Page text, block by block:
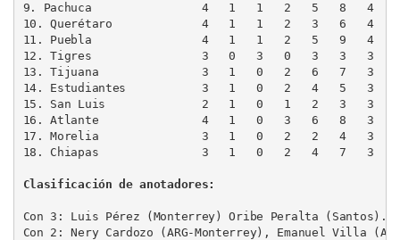
9. Pachuca                4   1   1   2   5   8   4
10. Querétaro             4   1   1   2   3   6   4
11. Puebla                4   1   1   2   5   9   4
12. Tigres                3   0   3   0   3   3   3
13. Tijuana               3   1   0   2   6   7   3
14. Estudiantes           3   1   0   2   4   5   3
15. San Luis              2   1   0   1   2   3   3
16. Atlante               4   1   0   3   6   8   3
17. Morelia               3   1   0   2   2   4   3
18. Chiapas               3   1   0   2   4   7   3
Clasificación de anotadores:
Con 3: Luis Pérez (Monterrey) Oribe Peralta (Santos).
Con 2: Nery Cardozo (ARG-Monterrey), Emanuel Villa